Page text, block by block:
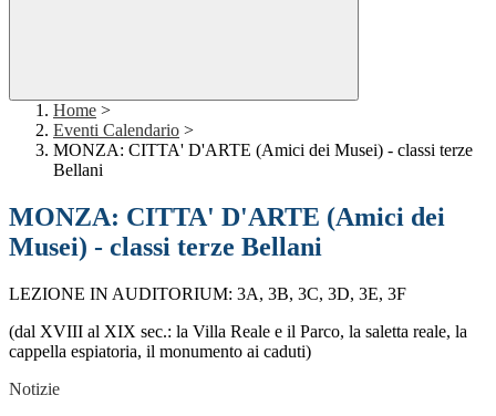
Home >
Eventi Calendario >
MONZA: CITTA' D'ARTE (Amici dei Musei) - classi terze
Bellani
MONZA: CITTA' D'ARTE (Amici dei
Musei) - classi terze Bellani
LEZIONE IN AUDITORIUM: 3A, 3B, 3C, 3D, 3E, 3F
(dal XVIII al XIX sec.: la Villa Reale e il Parco, la saletta reale, la
cappella espiatoria, il monumento ai caduti)
Notizie